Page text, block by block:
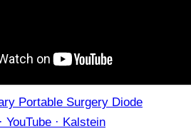
Portable Surgery Diode
YouTube · Kalstein